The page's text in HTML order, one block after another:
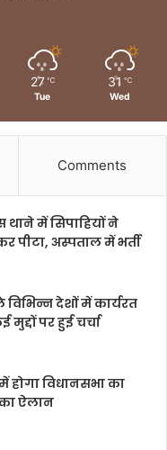
27 ℃
Tue
31 ℃
Wed
Comments
में सिपाहियों ने
पीटा, अस्पताल में भर्ती
देशों में कार्यरत
पर हुई चर्चा
विधानसभा का
ऐलान